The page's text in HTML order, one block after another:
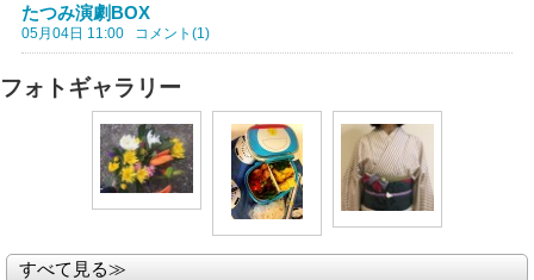
たつみ演劇BOX
05月04日 11:00 コメント(1)
フォトギャラリー
すべて見る≫